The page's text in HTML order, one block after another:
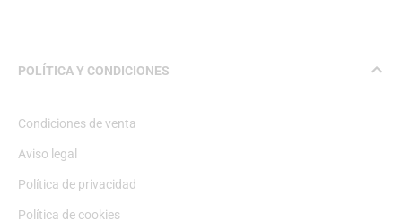
POLÍTICA Y CONDICIONES
Condiciones de venta
Aviso legal
Política de privacidad
Política de cookies